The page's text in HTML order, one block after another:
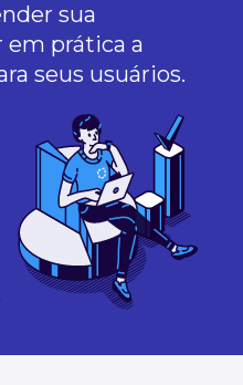
sua
em prática a
seus usuários.